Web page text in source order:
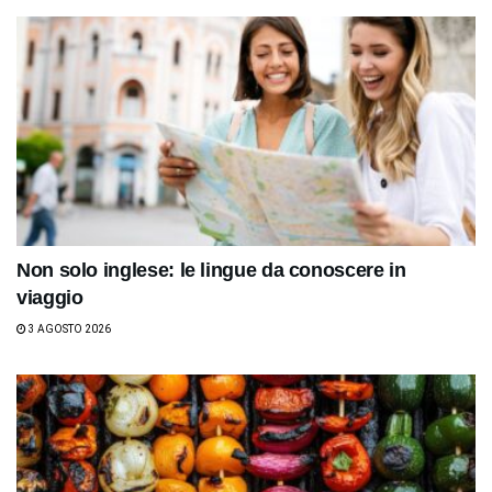
Non solo inglese: le lingue da conoscere in
viaggio
3 AGOSTO 2026